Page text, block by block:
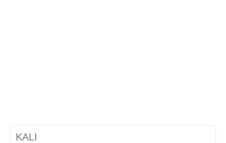
KALI